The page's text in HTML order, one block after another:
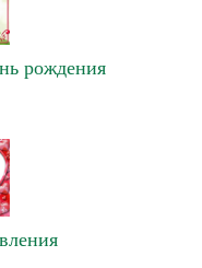
рождения